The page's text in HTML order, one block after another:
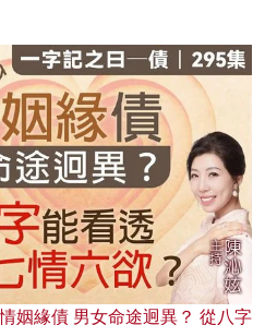
姻緣債 男女命途迥異？ 從八字